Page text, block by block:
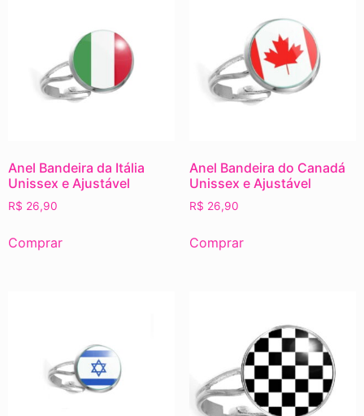
Anel Bandeira da Itália
Unissex e Ajustável
R$ 26,90
Comprar
Anel Bandeira do Canadá
Unissex e Ajustável
R$ 26,90
Comprar